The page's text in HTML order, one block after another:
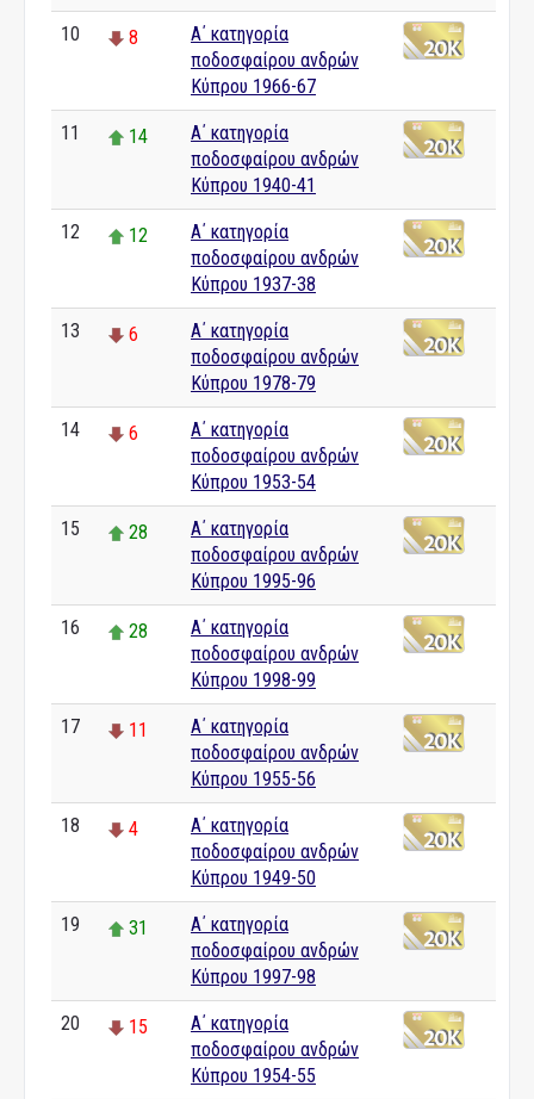
10 8
Α΄ κατηγορία
ποδοσφαίρου ανδρών
Κύπρου 1966-67
11 14
Α΄ κατηγορία
ποδοσφαίρου ανδρών
Κύπρου 1940-41
12 12
Α΄ κατηγορία
ποδοσφαίρου ανδρών
Κύπρου 1937-38
13 6
Α΄ κατηγορία
ποδοσφαίρου ανδρών
Κύπρου 1978-79
14 6
Α΄ κατηγορία
ποδοσφαίρου ανδρών
Κύπρου 1953-54
15 28
Α΄ κατηγορία
ποδοσφαίρου ανδρών
Κύπρου 1995-96
16 28
Α΄ κατηγορία
ποδοσφαίρου ανδρών
Κύπρου 1998-99
17 11
Α΄ κατηγορία
ποδοσφαίρου ανδρών
Κύπρου 1955-56
18 4
Α΄ κατηγορία
ποδοσφαίρου ανδρών
Κύπρου 1949-50
19 31
Α΄ κατηγορία
ποδοσφαίρου ανδρών
Κύπρου 1997-98
20 15
Α΄ κατηγορία
ποδοσφαίρου ανδρών
Κύπρου 1954-55